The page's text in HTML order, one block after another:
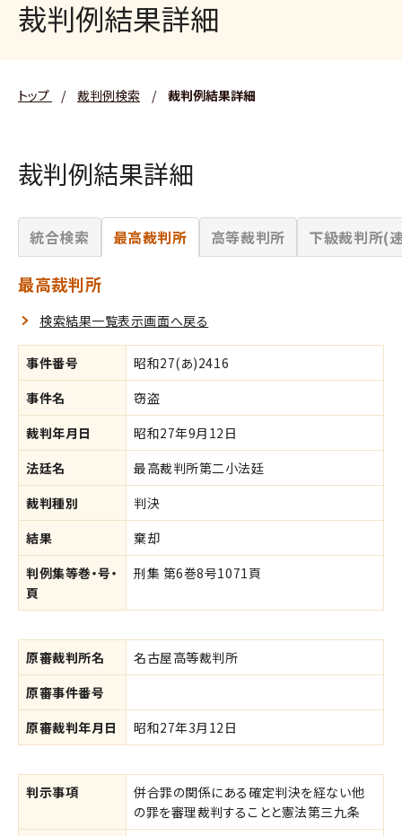
裁判例結果詳細
トップ / 裁判例検索 / 裁判例結果詳細
裁判例結果詳細
統合検索 最高裁判所 高等裁判所 下級裁判所(
最高裁判所
検索結果一覧表示画面へ戻る
事件番号
昭和27(あ)2416
事件名
窃盗
裁判年月日
昭和27年9月12日
法廷名
最高裁判所第二小法廷
裁判種別
判決
結果
棄却
判例集等巻・号・
頁
刑集 第6巻8号1071頁
原審裁判所名
名古屋高等裁判所
原審事件番号
原審裁判年月日
昭和27年3月12日
判示事項
併合罪の関係にある確定判決を経ない他
の罪を審理裁判することと憲法第三九条